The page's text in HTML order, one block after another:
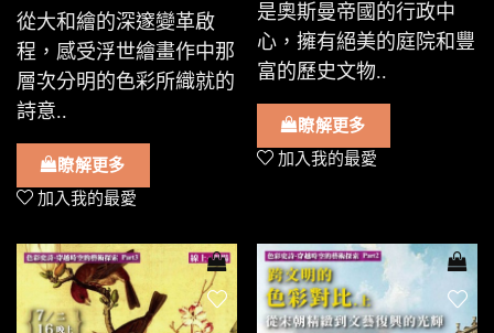
從大和繪的深邃變革啟
程，感受浮世繪畫作中那
層次分明的色彩所織就的
詩意..
瞭解更多
加入我的最愛
是奧斯曼帝國的行政中
心，擁有絕美的庭院和豐
富的歷史文物..
瞭解更多
加入我的最愛